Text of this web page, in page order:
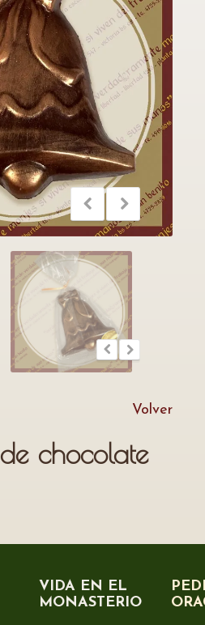
Volver
chocolate
VIDA EN EL
MONASTERIO